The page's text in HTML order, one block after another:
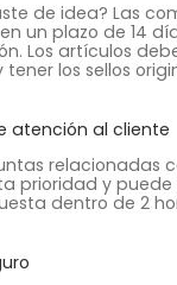
de idea? Las
un plazo de 14
Los artículos
tener los sellos
atención al cliente
relacionadas
prioridad y puede
dentro de 2